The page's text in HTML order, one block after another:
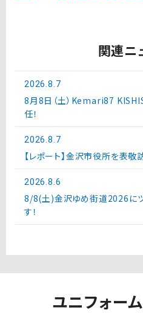
関連ニ
2026.8.7
8月8日（土）Kemari87
任！
2026.8.7
【レポート】金沢市役所を表敬
2026.8.6
8/8(土)金沢ゆめ街道2026に
す！
ユニフォー